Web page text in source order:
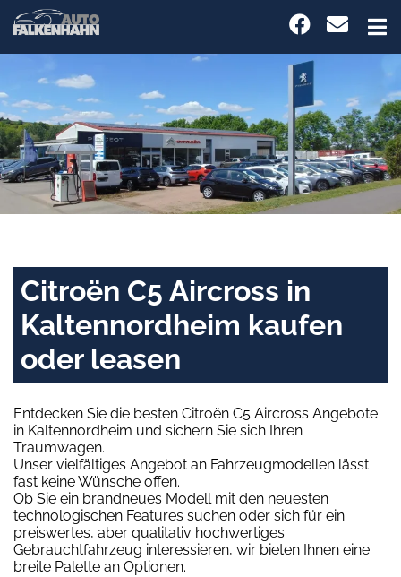
Citroën C5 Aircross in
Kaltennordheim kaufen
oder leasen
Entdecken Sie die besten Citroën C5 Aircross Angebote
in Kaltennordheim und sichern Sie sich Ihren
Traumwagen.
Unser vielfältiges Angebot an Fahrzeugmodellen lässt
fast keine Wünsche offen.
Ob Sie ein brandneues Modell mit den neuesten
technologischen Features suchen oder sich für ein
preiswertes, aber qualitativ hochwertiges
Gebrauchtfahrzeug interessieren, wir bieten Ihnen eine
breite Palette an Optionen.